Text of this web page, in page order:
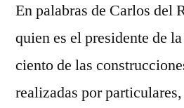
En palabras de Carlos del
quien es el presidente de
ciento de las
realizadas por